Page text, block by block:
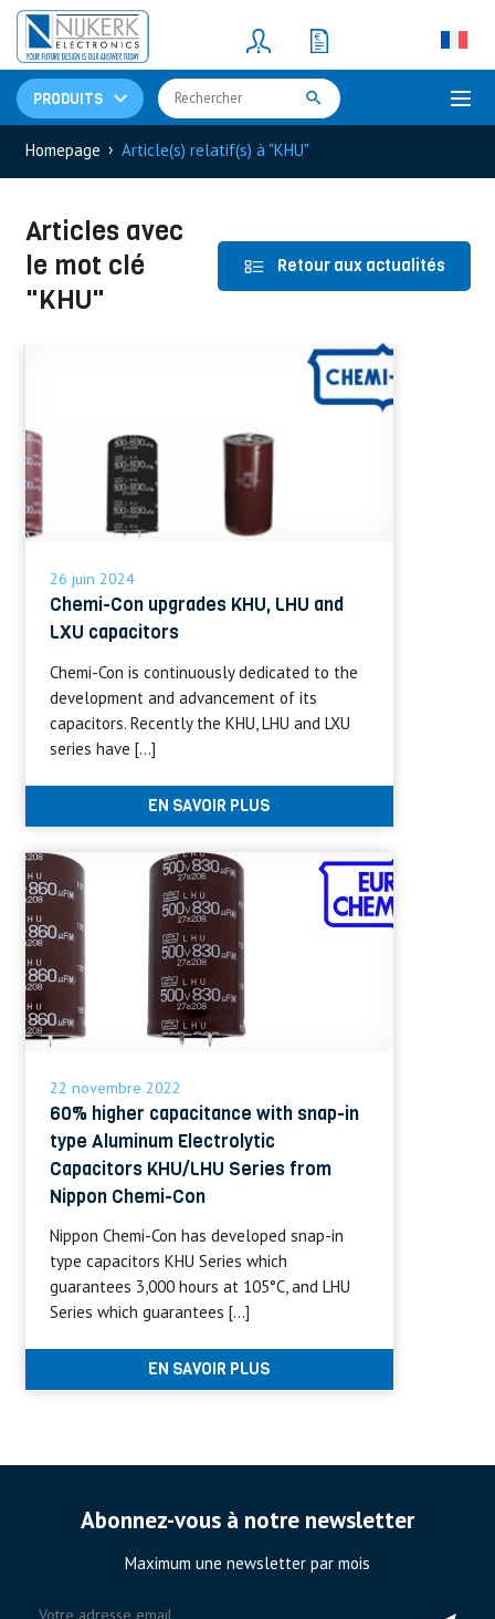
PRODUITS
Resistors(781)
Shunt Resistor
Homepage › Article(s) relatif(s) à "KHU"
Articles avec
le mot clé
"KHU"
Retour aux actualités
26 juin 2024
Chemi-Con upgrades KHU, LHU and
LXU capacitors
Chemi-Con is continuously dedicated to the
development and advancement of its
capacitors. Recently the KHU, LHU and LXU
series have […]
EN SAVOIR PLUS
22 novembre 2022
60% higher capacitance with snap-in
type Aluminum Electrolytic
Capacitors KHU/LHU Series from
Nippon Chemi-Con
Nippon Chemi-Con has developed snap-in
type capacitors KHU Series which
guarantees 3,000 hours at 105°C, and LHU
Series which guarantees […]
EN SAVOIR PLUS
Abonnez-vous à notre newsletter
Maximum une newsletter par mois